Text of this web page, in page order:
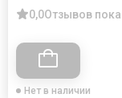
0,0Отзывов пока
Нет в наличии